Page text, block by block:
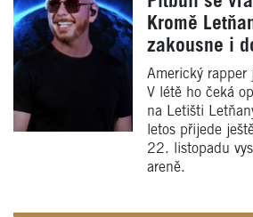
Kromě
zakousne i
Americký rapper
V létě ho čeká
na Letišti
letos přijede
22. listopadu
areně.